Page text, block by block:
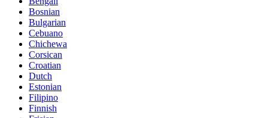
Bosnian
Bulgarian
Cebuano
Chichewa
Corsican
Croatian
Dutch
Estonian
Filipino
Finnish